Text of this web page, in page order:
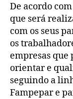
De acordo
que será
com os seus
os
empresas que
orientar e
seguindo a
Fampepar e